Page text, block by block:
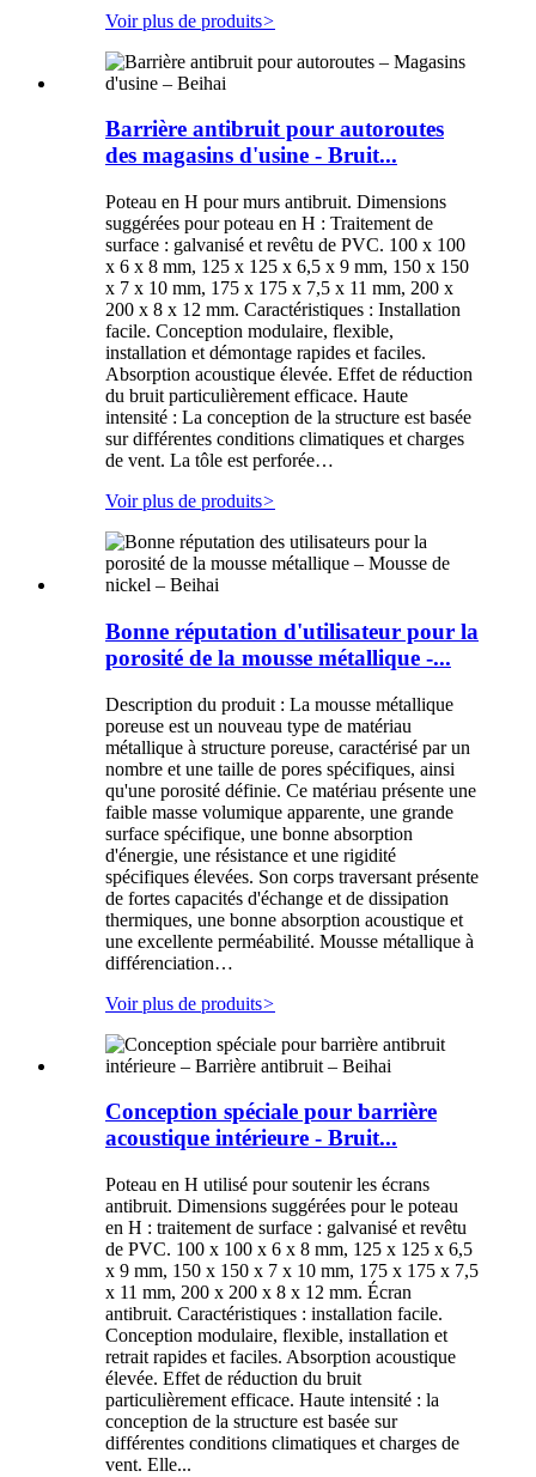
Voir plus de produits>
Barrière antibruit pour autoroutes
des magasins d'usine - Bruit...
Poteau en H pour murs antibruit. Dimensions
suggérées pour poteau en H : Traitement de
surface : galvanisé et revêtu de PVC. 100 x 100
x 6 x 8 mm, 125 x 125 x 6,5 x 9 mm, 150 x 150
x 7 x 10 mm, 175 x 175 x 7,5 x 11 mm, 200 x
200 x 8 x 12 mm. Caractéristiques : Installation
facile. Conception modulaire, flexible,
installation et démontage rapides et faciles.
Absorption acoustique élevée. Effet de réduction
du bruit particulièrement efficace. Haute
intensité : La conception de la structure est basée
sur différentes conditions climatiques et charges
de vent. La tôle est perforée…
Voir plus de produits>
Bonne réputation d'utilisateur pour la
porosité de la mousse métallique -...
Description du produit : La mousse métallique
poreuse est un nouveau type de matériau
métallique à structure poreuse, caractérisé par un
nombre et une taille de pores spécifiques, ainsi
qu'une porosité définie. Ce matériau présente une
faible masse volumique apparente, une grande
surface spécifique, une bonne absorption
d'énergie, une résistance et une rigidité
spécifiques élevées. Son corps traversant présente
de fortes capacités d'échange et de dissipation
thermiques, une bonne absorption acoustique et
une excellente perméabilité. Mousse métallique à
différenciation…
Voir plus de produits>
Conception spéciale pour barrière
acoustique intérieure - Bruit...
Poteau en H utilisé pour soutenir les écrans
antibruit. Dimensions suggérées pour le poteau
en H : traitement de surface : galvanisé et revêtu
de PVC. 100 x 100 x 6 x 8 mm, 125 x 125 x 6,5
x 9 mm, 150 x 150 x 7 x 10 mm, 175 x 175 x 7,5
x 11 mm, 200 x 200 x 8 x 12 mm. Écran
antibruit. Caractéristiques : installation facile.
Conception modulaire, flexible, installation et
retrait rapides et faciles. Absorption acoustique
élevée. Effet de réduction du bruit
particulièrement efficace. Haute intensité : la
conception de la structure est basée sur
différentes conditions climatiques et charges de
vent. Elle...